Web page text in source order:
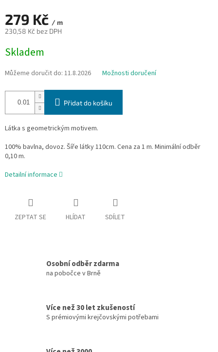
279 Kč / m
230,58 Kč bez DPH
cena:
Skladem
Můžeme doručit do: 11.8.2026 Možnosti doručení
Přidat do košíku
Látka s geometrickým motivem.
100% bavlna, dovoz. Šíře látky 110cm. Cena za 1 m. Minimální odběr
0,10 m.
Detailní informace
ZEPTAT SE HLÍDAT SDÍLET
Osobní odběr zdarma
na pobočce v Brně
Více než 30 let zkušeností
S prémiovými krejčovskými potřebami